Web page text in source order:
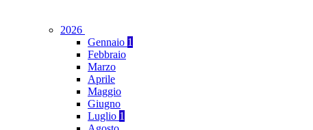
2026
Gennaio 1
Febbraio
Marzo
Aprile
Maggio
Giugno
Luglio 1